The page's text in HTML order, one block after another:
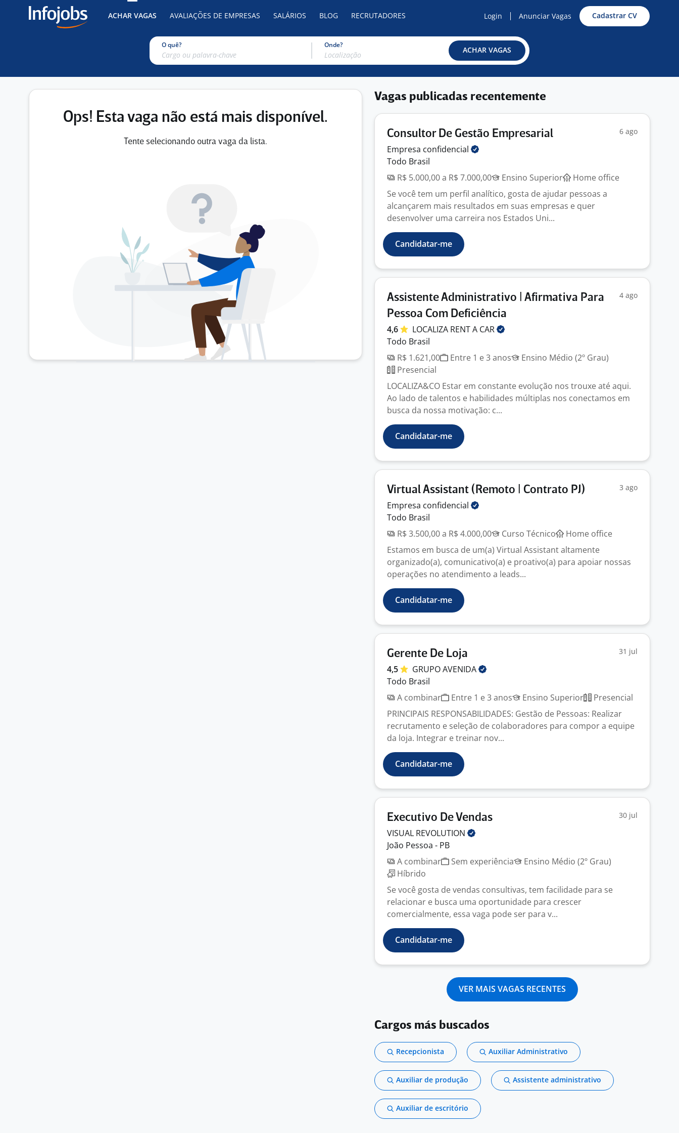
ACHAR VAGAS AVALIAÇÕES DE EMPRESAS SALÁRIOS BLOG RECRUTADORES Login Anunciar Vagas Cadastrar CV
O quê? Onde?
ACHAR VAGAS
Ops! Esta vaga não está mais disponível.
Tente selecionando outra vaga da lista.
Vagas publicadas recentemente
Consultor De Gestão Empresarial 6 ago
Empresa confidencial
Todo Brasil
R$ 5.000,00 a R$ 7.000,00
Ensino Superior
Home office
Se você tem um perfil analítico, gosta de ajudar pessoas a
alcançarem mais resultados em suas empresas e quer
desenvolver uma carreira nos Estados Uni...
Candidatar-me
Assistente Administrativo | Afirmativa Para
Pessoa Com Deficiência
4 ago
4,6 LOCALIZA RENT A CAR
Todo Brasil
R$ 1.621,00
Entre 1 e 3 anos
Ensino Médio (2º Grau)
Presencial
LOCALIZA&CO Estar em constante evolução nos trouxe até aqui.
Ao lado de talentos e habilidades múltiplas nos conectamos em
busca da nossa motivação: c...
Candidatar-me
Virtual Assistant (Remoto | Contrato PJ) 3 ago
Empresa confidencial
Todo Brasil
R$ 3.500,00 a R$ 4.000,00
Curso Técnico
Home office
Estamos em busca de um(a) Virtual Assistant altamente
organizado(a), comunicativo(a) e proativo(a) para apoiar nossas
operações no atendimento a leads...
Candidatar-me
Gerente De Loja 31 jul
4,5 GRUPOAVENIDA
Todo Brasil
A combinar
Entre 1 e 3 anos Ensino Superior
Presencial
PRINCIPAIS RESPONSABILIDADES: Gestão de Pessoas: Realizar
recrutamento e seleção de colaboradores para compor a equipe
da loja. Integrar e treinar nov...
Candidatar-me
Executivo De Vendas 30 jul
VISUAL REVOLUTION
João Pessoa - PB
A combinar
Sem experiência
Ensino Médio (2º Grau)
Híbrido
Se você gosta de vendas consultivas, tem facilidade para se
relacionar e busca uma oportunidade para crescer
comercialmente, essa vaga pode ser para v...
Candidatar-me
VER MAIS VAGAS RECENTES
Cargos más buscados
Recepcionista Auxiliar Administrativo
Auxiliar de produção Assistente administrativo
Auxiliar de escritório